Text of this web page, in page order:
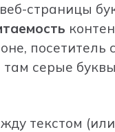
страницы
посетитель
серые
текстом